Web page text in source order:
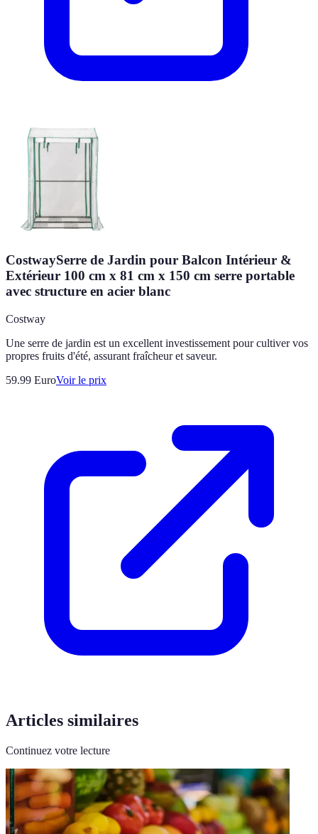
CostwaySerre de Jardin pour Balcon Intérieur &
Extérieur 100 cm x 81 cm x 150 cm serre portable
avec structure en acier blanc
Costway
Une serre de jardin est un excellent investissement pour cultiver vos
propres fruits d'été, assurant fraîcheur et saveur.
59.99 EuroVoir le prix
Articles similaires
Continuez votre lecture